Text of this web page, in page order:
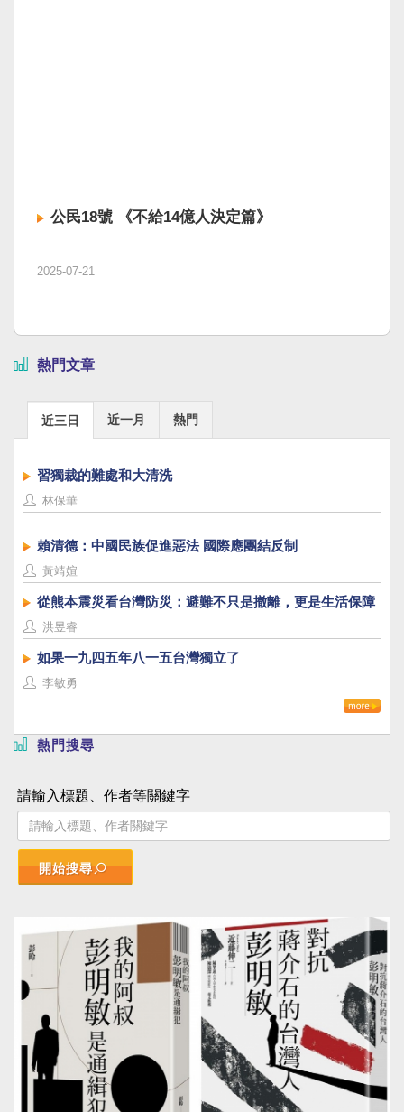
公民18號 《不給14億人決定篇》
2025-07-21
熱門文章
近三日 近一月 熱門
習獨裁的難處和大清洗
林保華
賴清德：中國民族促進惡法 國際應團結反制
黃靖媗
從熊本震災看台灣防災：避難不只是撤離，更是生活保障
洪昱睿
如果一九四五年八一五台灣獨立了
李敏勇
熱門搜尋
請輸入標題、作者等關鍵字
開始搜尋